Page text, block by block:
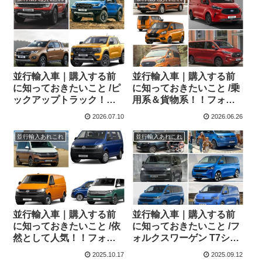
並行輸入車｜購入する前
に知っておきたいこと /ピ
ックアップトラック！！
フォード レンジャー＆レ
ズのまとめ！
2026.07.10
並行輸入車｜購入する前
に知っておきたいこと /乗
用系＆貨物系！！フォー
ド トルネオカスタム＆ト
ーズのまとめ！
2026.06.26
並行輸入あれこれ
並行輸入車｜購入する前
に知っておきたいこと /依
然として人気！！フォル
クスワーゲン T6.1シリー
2025.10.17
並行輸入あれこれ
並行輸入車｜購入する前
に知っておきたいこと /フ
ォルクスワーゲン T7シリ
ーズの説明記事が揃いま
2025.09.12